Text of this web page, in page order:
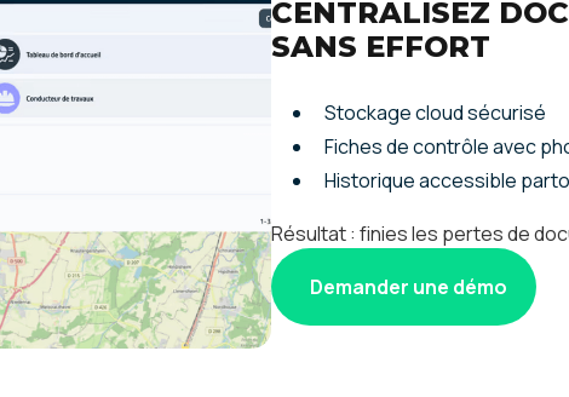
CENTRALISEZ
SANS EFFORT
Stockage cloud sécurisé
Fiches de contrôle avec
Historique accessible
Résultat : finies les pertes de
Demander une démo